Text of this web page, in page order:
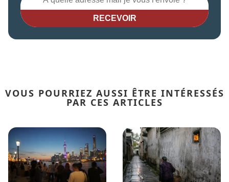
RECEVOIR
VOUS POURRIEZ AUSSI ÊTRE INTÉRESSÉS
PAR CES ARTICLES